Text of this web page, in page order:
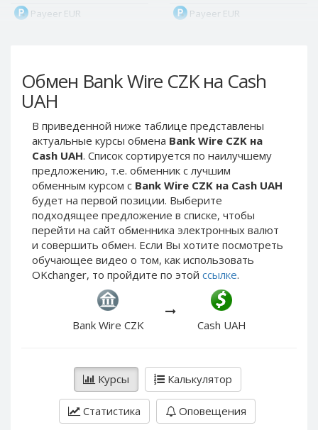
Обмен Bank Wire CZK на Cash
UAH
В приведенной ниже таблице представлены
актуальные курсы обмена Bank Wire CZK на
Cash UAH. Список сортируется по наилучшему
предложению, т.е. обменник с лучшим
обменным курсом с Bank Wire CZK на Cash UAH
будет на первой позиции. Выберите
подходящее предложение в списке, чтобы
перейти на сайт обменника электронных валют
и совершить обмен. Если Вы хотите посмотреть
обучающее видео о том, как использовать
OKchanger, то пройдите по этой ссылке.
Bank Wire CZK Cash UAH
Курсы Калькулятор
Статистика Оповещения
Payeer EUR
Payeer Tether ERC20
(USDT)
Payeer UAH
ЮMoney RUB
ЮMoney KZT
PayPal USD
PayPal EUR
PayPal GBP
PayPal CAD
PayPal AUD
PayPal RUB
PayPal NOK
PayPal PLN
Payeer EUR
Payeer Tether ERC20
(USDT)
ЮMoney RUB
ЮMoney KZT
PayPal USD
PayPal EUR
PayPal GBP
PayPal CAD
PayPal AUD
PayPal RUB
PayPal CZK
PayPal NZD
PayPal NOK
PayPal PLN